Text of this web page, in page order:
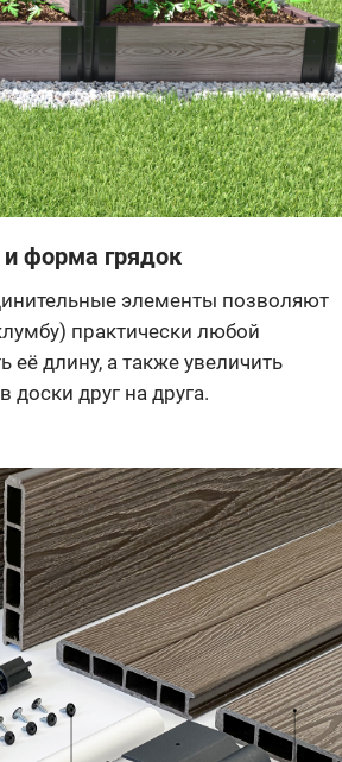
форма грядок
элементы позволяют
практически любой
её длину, а также увеличить
доски друг на друга.